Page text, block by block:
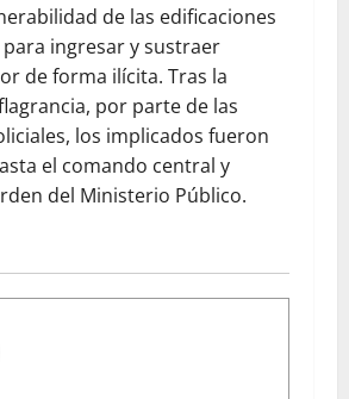
de las edificaciones
ingresar y sustraer
de forma ilícita. Tras la
por parte de las
los implicados fueron
el comando central y
del Ministerio Público.